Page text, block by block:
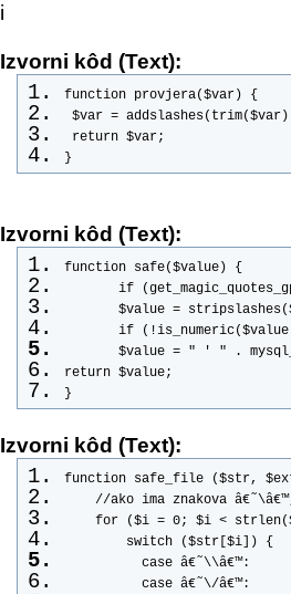
i
Izvorni kôd (Text):
function provjera($var) {
$var =
return $var;
}
Izvorni kôd (Text):
function safe($value) {
if
$value =
if
$value = " ' " .
return $value;
}
Izvorni kôd (Text):
function safe_file ($str,
//ako ima znakova
for ($i = 0; $i <
switch ($str[$i]) {
case â€˜\\â€™:
case â€˜\/â€™: